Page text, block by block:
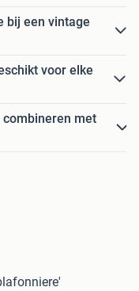
bij een vintage
voor elke
combineren met